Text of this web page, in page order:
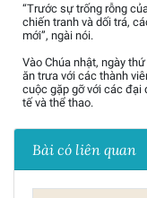
“Trước sự trống rỗng
chiến tranh và dối trá,
mới”, ngài nói.
Vào Chúa nhật, ngày
ăn trưa với các thành
cuộc gặp gỡ với các đại
tế và thể thao.
Bài có liên quan